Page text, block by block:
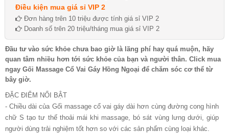
Điều kiện mua giá sỉ VIP 2
Đơn hàng trên 10 triệu được tính giá sỉ VIP 2
Doanh số trên 20 triệu/tháng mua giá sỉ VIP 2
Đầu tư vào sức khỏe chưa bao giờ là lãng phí hay quá muộn, hãy
quan tâm nhiều hơn tới sức khỏe của bạn và người thân. Click mua
ngay Gối Massage Cổ Vai Gáy Hồng Ngoại để chăm sóc cơ thể từ
bây giờ.
ĐẶC ĐIỂM NỔI BẬT
- Chiều dài của Gối massage cổ vai gáy dài hơn cùng đường cong hình
chữ S tạo tư thế thoải mái khi massage, bó sát vùng lưng dưới, giúp
người dùng trải nghiệm tốt hơn so với các sản phẩm cùng loại khác.